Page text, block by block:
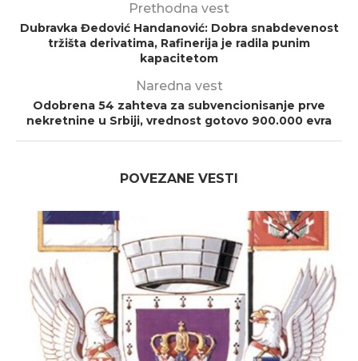
Prethodna vest
Dubravka Đedović Handanović: Dobra snabdevenost
tržišta derivatima, Rafinerija je radila punim
kapacitetom
Naredna vest
Odobrena 54 zahteva za subvencionisanje prve
nekretnine u Srbiji, vrednost gotovo 900.000 evra
POVEZANE VESTI